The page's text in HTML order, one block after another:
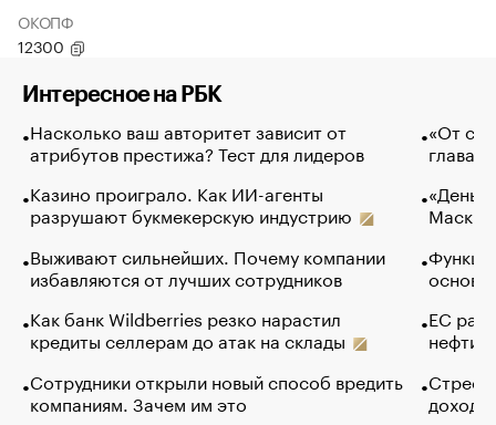
ОКОПФ
12300
Интересное на РБК
Насколько ваш авторитет зависит от
атрибутов престижа? Тест для лидеров
Казино проиграло. Как ИИ-агенты
разрушают букмекерскую индустрию
Выживают сильнейших. Почему компании
избавляются от лучших сотрудников
Как банк Wildberries резко нарастил
кредиты селлерам до атак на склады
Сотрудники открыли новый способ вредить
компаниям. Зачем им это
«От
глава
Маск в
основ
ЕС
нефти